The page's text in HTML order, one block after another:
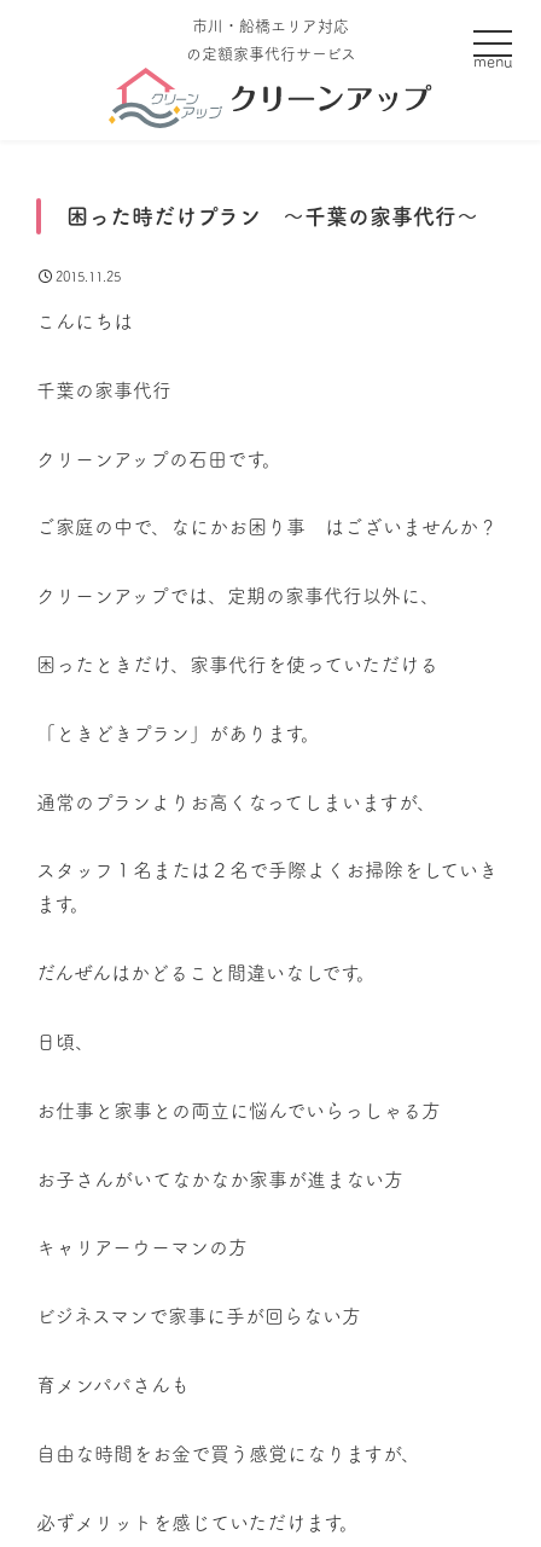
市川・船橋エリア対応
の定額家事代行サービス
toggle
困った時だけプラン ～千葉の家事代行～
2015.11.25
こんにちは
千葉の家事代行
クリーンアップの石田です。
ご家庭の中で、なにかお困り事 はございませんか？
クリーンアップでは、定期の家事代行以外に、
困ったときだけ、家事代行を使っていただける
「ときどきプラン」があります。
通常のプランよりお高くなってしまいますが、
スタッフ１名または２名で手際よくお掃除をしていき
ます。
だんぜんはかどること間違いなしです。
日頃、
お仕事と家事との両立に悩んでいらっしゃる方
お子さんがいてなかなか家事が進まない方
キャリアーウーマンの方
ビジネスマンで家事に手が回らない方
育メンパパさんも
自由な時間をお金で買う感覚になりますが、
必ずメリットを感じていただけます。